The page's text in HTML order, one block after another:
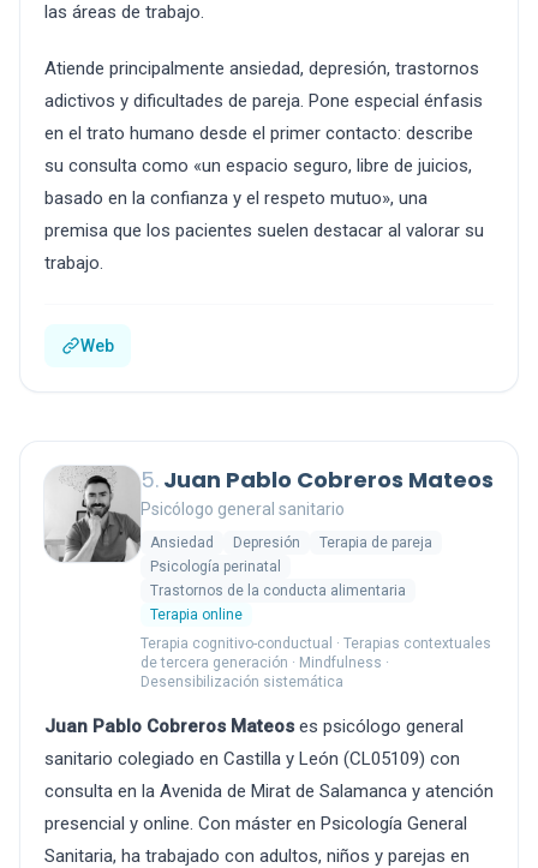
las áreas de trabajo.
Atiende principalmente ansiedad, depresión, trastornos
adictivos y dificultades de pareja. Pone especial énfasis
en el trato humano desde el primer contacto: describe
su consulta como «un espacio seguro, libre de juicios,
basado en la confianza y el respeto mutuo», una
premisa que los pacientes suelen destacar al valorar su
trabajo.
Web
5. Juan Pablo Cobreros Mateos
Psicólogo general sanitario
Ansiedad Depresión
Terapia de pareja
Psicología perinatal
Trastornos de la conducta alimentaria
Terapia online
Terapia cognitivo-conductual · Terapias contextuales
de tercera generación · Mindfulness ·
Desensibilización sistemática
Juan Pablo Cobreros Mateos es psicólogo general
sanitario colegiado en Castilla y León (CL05109) con
consulta en la Avenida de Mirat de Salamanca y atención
presencial y online. Con máster en Psicología General
Sanitaria, ha trabajado con adultos, niños y parejas en